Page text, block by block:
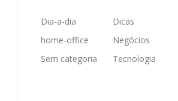
Dia-a-dia
Dicas
home-office
Negócios
Sem categoria
Tecnologia